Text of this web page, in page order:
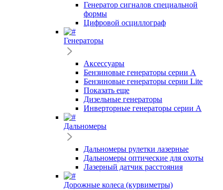
Генератор сигналов специальной
формы
Цифровой осциллограф
Генераторы
Аксессуары
Бензиновые генераторы серии A
Бензиновые генераторы серии Lite
Показать еще
Дизельные генераторы
Инверторные генераторы серии A
Дальномеры
Дальномеры рулетки лазерные
Дальномеры оптические для охоты
Лазерный датчик расстояния
Дорожные колеса (курвиметры)